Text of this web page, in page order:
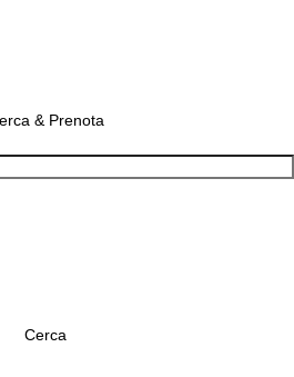
& Prenota
Cerca